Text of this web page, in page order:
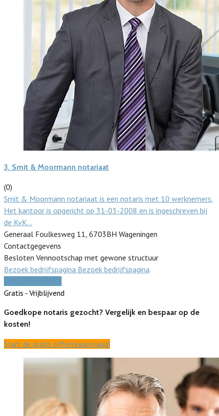
3. Smit & Moormann notariaat
(0)
Smit & Moormann notariaat is een notaris met 10 werknemers.
Het kantoor is opgericht op 31-03-2008 en is ingeschreven bij
de KvK…
Generaal Foulkesweg 11, 6703BH Wageningen
Contactgegevens
Besloten Vennootschap met gewone structuur
Bezoek bedrijfspagina Bezoek bedrijfspagina
Gratis - Vrijblijvend
Goedkope notaris gezocht? Vergelijk en bespaar op de
kosten!
Start de gratis offerteaanvraag!